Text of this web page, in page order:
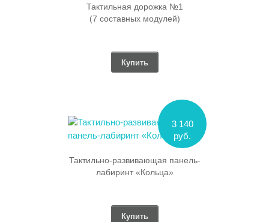
Тактильная дорожка №1
(7 составных модулей)
Купить
3 140
руб.
Тактильно-развивающая панель-
лабиринт «Кольца»
Купить